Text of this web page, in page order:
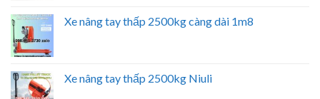
Xe nâng tay thấp 2500kg càng dài 1m8
Xe nâng tay thấp 2500kg Niuli